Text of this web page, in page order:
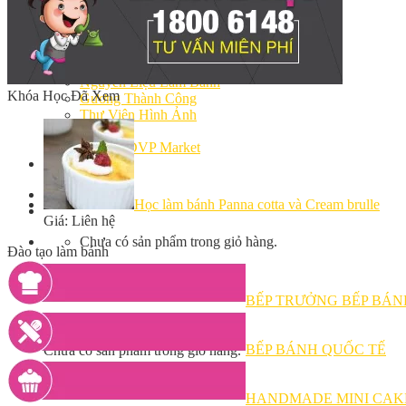
Kinh Nghiệm Kinh Doanh
Cơ Hội Việc Làm
Kiến Thức – Kỹ Năng
Dụng Cụ Làm Bánh
Nguyên Liệu Làm Bánh
Gương Thành Công
Thư Viện Hình Ảnh
Hỏi Đáp
Siêu thị ĐVP Market
Việc Làm
Chưa có sản phẩm trong giỏ hàng.
Giỏ hàng
Chưa có sản phẩm trong giỏ hàng.
Khóa Học Đã Xem
Học làm bánh Panna cotta và Cream brulle
Giá: Liên hệ
Đào tạo làm bánh
BẾP TRƯỞNG BẾP
BẾP BÁNH QUỐC TẾ
HANDMADE MINI